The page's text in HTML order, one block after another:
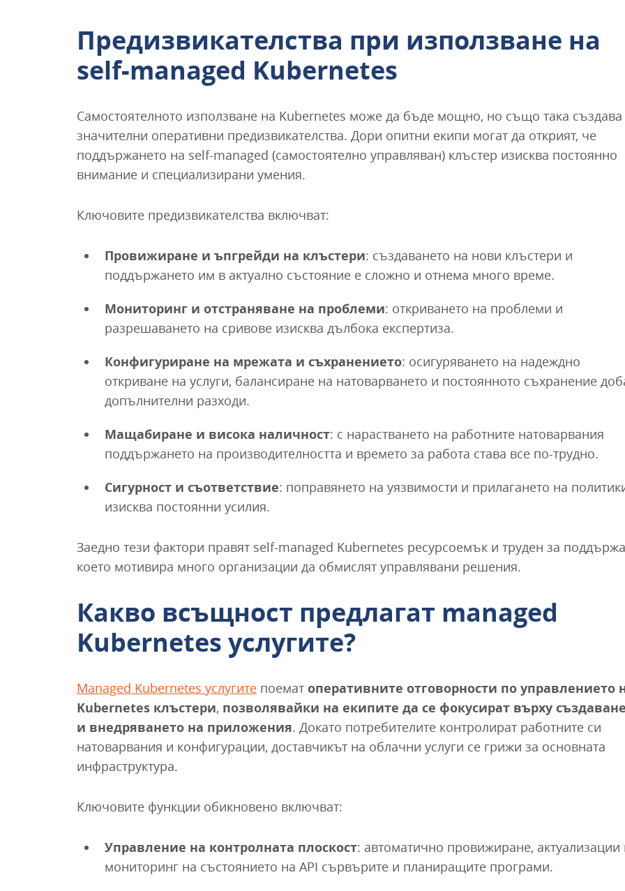
Предизвикателства при използване на
self-managed Kubernetes
Самостоятелното използване на Kubernetes може да бъде мощно, но също така създава
значителни оперативни предизвикателства. Дори опитни екипи могат да открият, че
поддържането на self-managed (самостоятелно управляван) клъстер изисква постоянно
внимание и специализирани умения.
Ключовите предизвикателства включват:
Провижиране и ъпгрейди на клъстери: създаването на нови клъстери и
поддържането им в актуално състояние е сложно и отнема много време.
Мониторинг и отстраняване на проблеми: откриването на проблеми и
разрешаването на сривове изисква дълбока експертиза.
Конфигуриране на мрежата и съхранението: осигуряването на надеждно
откриване на услуги, балансиране на натоварването и постоянното съхранение
допълнителни разходи.
Мащабиране и висока наличност: с нарастването на работните натоварвания
поддържането на производителността и времето за работа става все по-трудно.
Сигурност и съответствие: поправянето на уязвимости и прилагането на
изисква постоянни усилия.
Заедно тези фактори правят self-managed Kubernetes ресурсоемък и труден за
което мотивира много организации да обмислят управлявани решения.
Какво всъщност предлагат managed
Kubernetes услугите?
Managed Kubernetes услугите поемат оперативните отговорности по управлението
Kubernetes клъстери, позволявайки на екипите да се фокусират върху
и внедряването на приложения. Докато потребителите контролират работните си
натоварвания и конфигурации, доставчикът на облачни услуги се грижи за основната
инфраструктура.
Ключовите функции обикновено включват:
Управление на контролната плоскост: автоматично провижиране, актуализации
мониторинг на състоянието на API сървърите и планиращите програми.